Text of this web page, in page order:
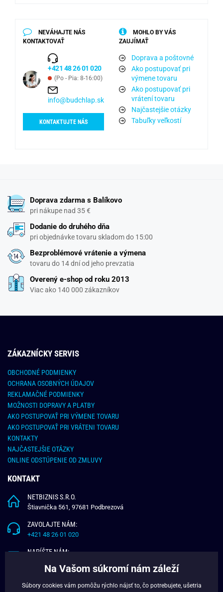
NEVÁHAJTE NÁS
KONTAKTOVAŤ
+421 48 26 01 020
(Po - Pia: 8-16:00)
info@budchlap.sk
KONTAKTUJTE NÁS
MOHLO BY VÁS
ZAUJÍMAŤ
Doprava a poštovné
Ako postupovať pri
výmene tovaru
Ako postupovať pri
vrátení tovaru
Najčastejšie otázky
Tabuľky veľkostí
Doprava zdarma s Balíkovo
pri nákupe nad 35 €
Dodanie do druhého dňa
pri objednávke tovaru skladom do 15:00
Bezproblémové vrátenie a výmena
tovaru do 14 dní od jeho prevzatia
Overený e-shop od roku 2013
Viac ako 140 000 zákazníkov
ZÁKAZNÍCKY SERVIS
OBCHODNÉ PODMIENKY
OCHRANA OSOBNÝCH ÚDAJOV
REKLAMAČNÉ PODMIENKY
MOŽNOSTI DOPRAVY A PLATBY
AKO POSTUPOVAŤ PRI VÝMENE TOVARU
AKO POSTUPOVAŤ PRI VRÁTENI TOVARU
KONTAKTY
NAJČASTEJŠIE OTÁZKY
ONLINE ODSTÚPENIE OD ZMLUVY
KONTAKT
NETBIZNIS S.R.O.
Štiavnička 561, 97681 Podbrezová
ZAVOLAJTE NÁM:
+421 48 26 01 020
NAPÍŠTE NÁM:
Na Vašom súkromí nám záleží
Súbory cookies vám pomôžu rýchlo nájsť to, čo potrebujete, ušetria